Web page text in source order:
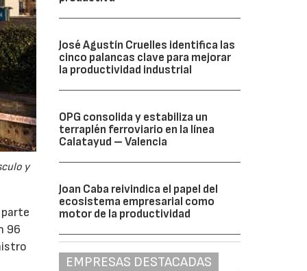
y
96
José Agustín Cruelles identifica las
cinco palancas clave para mejorar
la productividad industrial
OPG consolida y estabiliza un
terraplén ferroviario en la línea
Calatayud – Valencia
Joan Caba reivindica el papel del
ecosistema empresarial como
motor de la productividad
EMPRESAS DESTACADAS